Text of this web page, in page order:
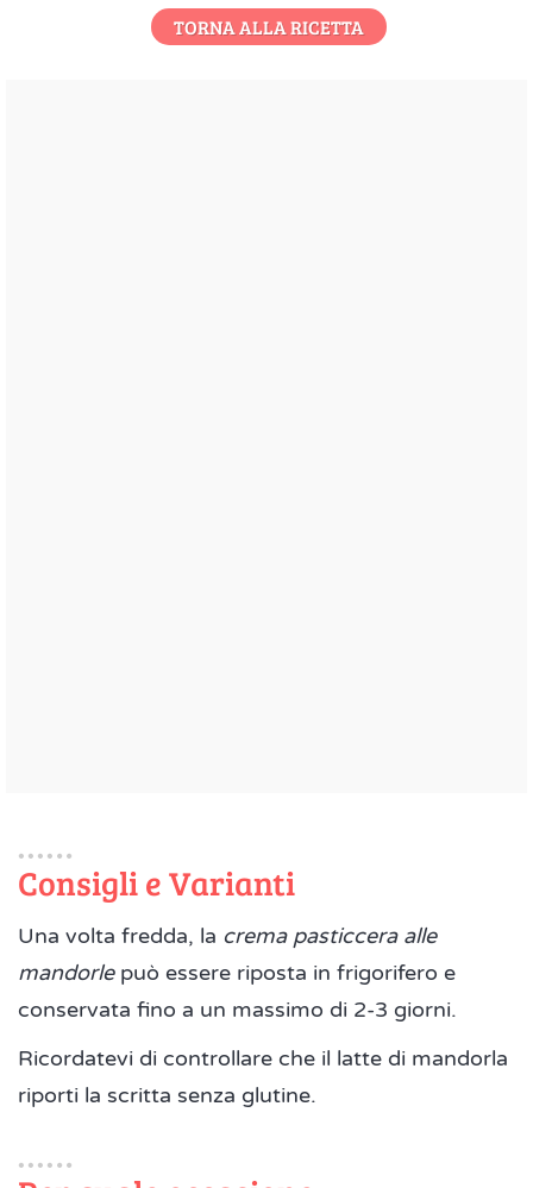
TORNA ALLA RICETTA
Consigli e Varianti
Una volta fredda, la crema pasticcera alle
mandorlepuò essere riposta in frigorifero e
conservata fino a un massimo di 2-3 giorni.
Ricordatevi di controllare che il latte di mandorla
riporti la scritta senza glutine.